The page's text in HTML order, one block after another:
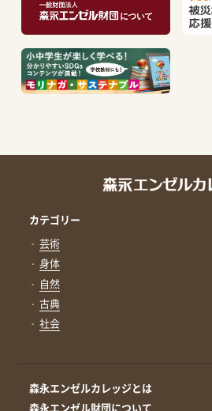
カテゴリー
芸術
身体
自然
古典
社会
森永エンゼルカレッジとは
森永エンゼル財団について